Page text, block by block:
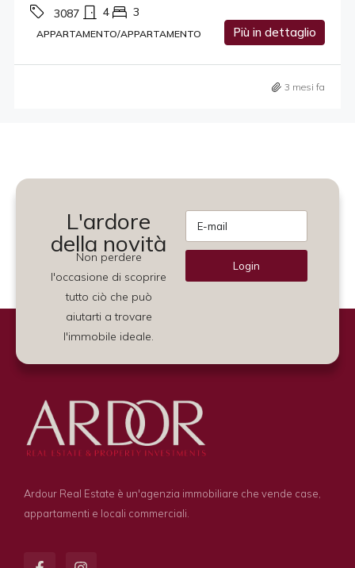
3087 4 3
APPARTAMENTO/APPARTAMENTO Più in dettaglio
3 mesi fa
L'ardore
della novità
Non perdere
l'occasione di scoprire
tutto ciò che può
aiutarti a trovare
l'immobile ideale.
Login
Ardour Real Estate è un'agenzia immobiliare che vende case,
appartamenti e locali commerciali.